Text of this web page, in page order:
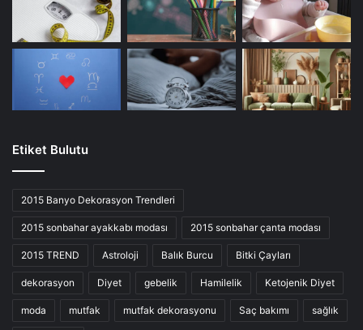
Etiket Bulutu
2015 Banyo Dekorasyon Trendleri
2015 sonbahar ayakkabı modası 2015 sonbahar çanta modası
2015 TREND Astroloji Balık Burcu Bitki Çayları
dekorasyon Diyet gebelik Hamilelik Ketojenik Diyet
moda mutfak mutfak dekorasyonu Saç bakımı sağlık